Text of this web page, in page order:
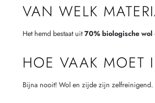
VAN WELK
Het hemd bestaat uit70% biologische wol
HOE VAAK MOET
Bijna nooit! Wol en zijde zijn zelfreinigend.